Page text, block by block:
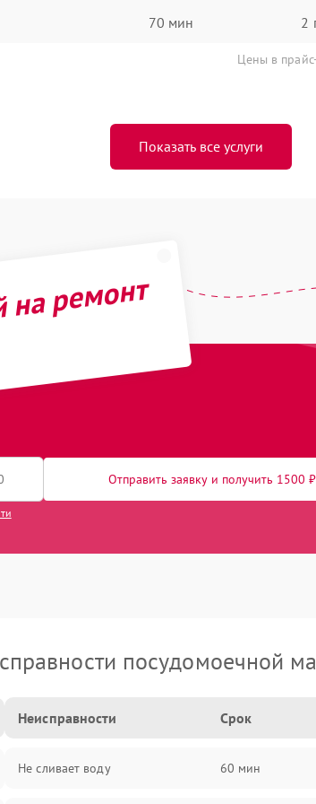
70 мин 2
Цены в
Показать все услуги
ремонт
Отправить заявку и получить 1500 ₽
посудомоечной
Неисправности Срок
Не сливает воду 60 мин